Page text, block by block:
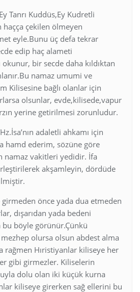
Tanrı Kuddüs,Ey Kudretli
çekilen ölmeyen
eyle.Bunu üç defa tekrar
edip haç alameti
bir secde daha kıldıktan
namaz umumi ve
Kilisesine bağlı olanlar için
olsunlar, evde,kilisede,vapur
yerine getirilmesi zorunludur.
adaletli ahkamı için
hamd ederim, sözüne göre
namaz vakitleri yedidir. İfa
akşamleyin, dördüde
önce yada dua etmeden
dışarıdan yada bedeni
bu böyle görünür.Çünkü
mezhep olursa olsun abdest alma
rağmen Hıristiyanlar kiliseye her
gibi girmezler. Kiliselerin
dolu olan iki küçük kurna
kiliseye girerken sağ ellerini bu